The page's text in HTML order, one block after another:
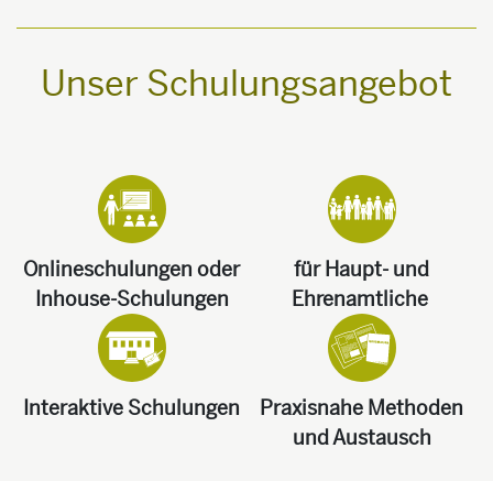
Unser Schulungsangebot
Onlineschulungen oder
Inhouse-Schulungen
für Haupt- und
Ehrenamtliche
Interaktive Schulungen
Praxisnahe Methoden
und Austausch